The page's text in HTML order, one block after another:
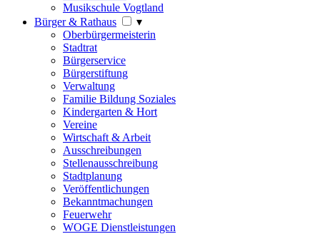
Musikschule Vogtland
Bürger & Rathaus
▾
Oberbürgermeisterin
Stadtrat
Bürgerservice
Bürgerstiftung
Verwaltung
Familie Bildung Soziales
Kindergarten & Hort
Vereine
Wirtschaft & Arbeit
Ausschreibungen
Stellenausschreibung
Stadtplanung
Veröffentlichungen
Bekanntmachungen
Feuerwehr
WOGE Dienstleistungen